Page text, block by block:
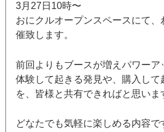
3月27日10時〜
おにクルオープンスペースにて、
催致します。
前回よりもブースが増えパワーア
体験して起きる発見や、購入し
を、皆様と共有できればと思いま
どなたでも気軽に楽しめる内容で